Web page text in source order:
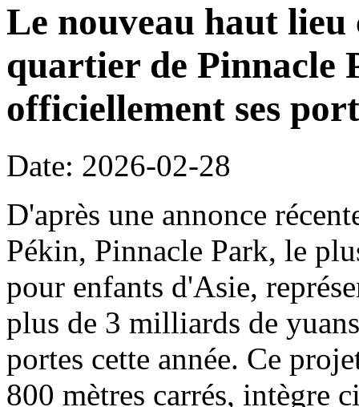
Le nouveau haut
quartier de Pinnacle
officiellement ses
Date: 2026-02-28
D'après une annonce
Pékin, Pinnacle Park, le
pour enfants d'Asie,
plus de 3 milliards de
portes cette année. Ce
800 mètres carrés, intègre